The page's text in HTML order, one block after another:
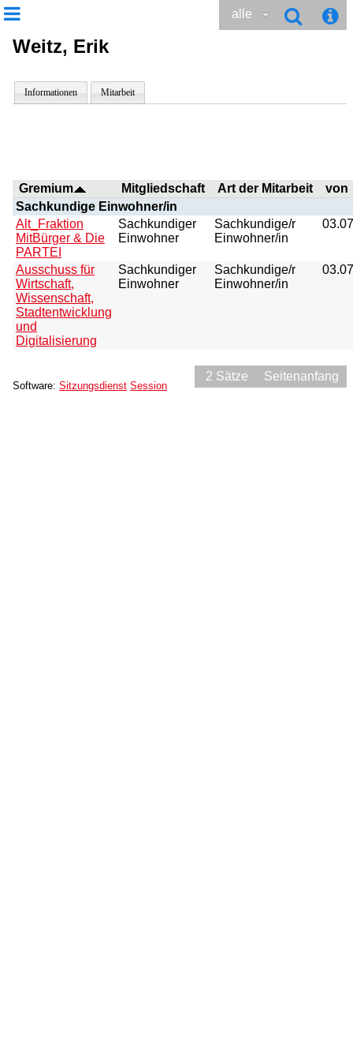
alle
Weitz, Erik
Informationen Mitarbeit
Gremium Mitgliedschaft Art der Mitarbeit
von
Sachkundige Einwohner/in
Alt_Fraktion
MitBürger & Die
PARTEI
Sachkundiger
Einwohner
Sachkundige/r
Einwohner/in
Ausschuss für
Wirtschaft,
Wissenschaft,
Stadtentwicklung
und
Digitalisierung
Sachkundiger
Einwohner
Sachkundige/r
Einwohner/in
2 Sätze Seitenanfang
Software: Sitzungsdienst Session